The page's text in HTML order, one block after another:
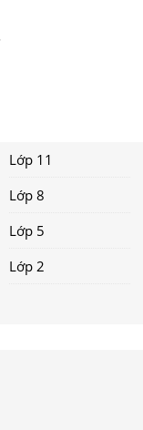
Lớp 11
Lớp 8
Lớp 5
Lớp 2